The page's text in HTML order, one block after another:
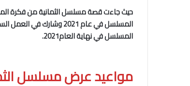
حيثجاءت قصة مسلسل الثمانية من فكرة
المسلسل في عام 2021
المسلسل في نهاية العام2021.
مواعيد عرض مسلسل